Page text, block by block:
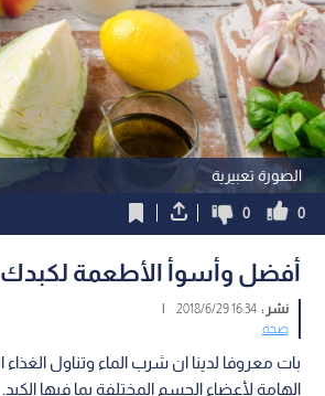
الصورة تعبيرية
0
0
أفضل وأسوأ الأطعمة لكبدك
نشر :16:34 2018/6/29
|
صحة
بات معروفا لدينا ان شرب الماء وتناول
الهامة لأعضاء الجسم المختلفة بما فيها الكبد.